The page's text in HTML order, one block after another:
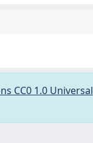
CC0 1.0 Universal